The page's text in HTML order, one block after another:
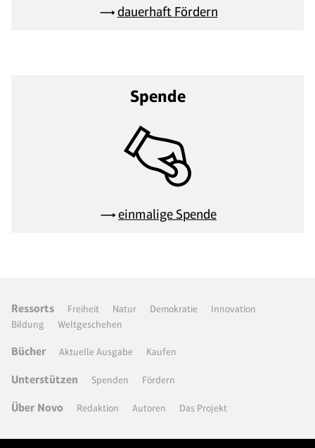
dauerhaft Fördern
Spende
einmalige Spende
Ressorts Freiheit Natur Demokratie
Innovation
Bildung
Weltgeschehen
Bücher Aktuelle Ausgabe Kaufen
Unterstützen Spenden Fördern
Über Novo Redaktion Autoren Das Projekt